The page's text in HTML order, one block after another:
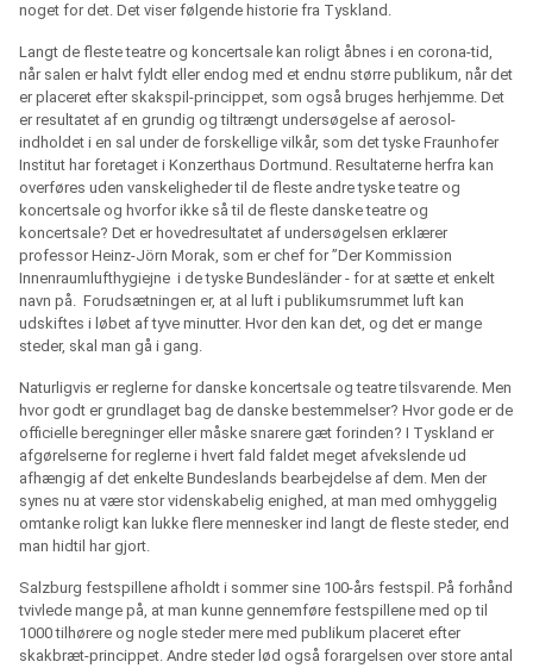
noget for det. Det viser følgende historie fra Tyskland.
Langt de fleste teatre og koncertsale kan roligt åbnes i en corona-tid,
når salen er halvt fyldt eller endog med et endnu større publikum, når det
er placeret efter skakspil-princippet, som også bruges herhjemme. Det
er resultatet af en grundig og tiltrængt undersøgelse af aerosol-
indholdet i en sal under de forskellige vilkår, som det tyske Fraunhofer
Institut har foretaget i Konzerthaus Dortmund. Resultaterne herfra kan
overføres uden vanskeligheder til de fleste andre tyske teatre og
koncertsale og hvorfor ikke så til de fleste danske teatre og
koncertsale? Det er hovedresultatet af undersøgelsen erklærer
professor Heinz-Jörn Morak, som er chef for ”Der Kommission
Innenraumlufthygiejne i de tyske Bundesländer - for at sætte et enkelt
navn på. Forudsætningen er, at al luft i publikumsrummet luft kan
udskiftes i løbet af tyve minutter. Hvor den kan det, og det er mange
steder, skal man gå i gang.
Naturligvis er reglerne for danske koncertsale og teatre tilsvarende. Men
hvor godt er grundlaget bag de danske bestemmelser? Hvor gode er de
officielle beregninger eller måske snarere gæt forinden? I Tyskland er
afgørelserne for reglerne i hvert fald faldet meget afvekslende ud
afhængig af det enkelte Bundeslands bearbejdelse af dem. Men der
synes nu at være stor videnskabelig enighed, at man med omhyggelig
omtanke roligt kan lukke flere mennesker ind langt de fleste steder, end
man hidtil har gjort.
Salzburg festspillene afholdt i sommer sine 100-års festspil. På forhånd
tvivlede mange på, at man kunne gennemføre festspillene med op til
1000 tilhørere og nogle steder mere med publikum placeret efter
skakbræt-princippet. Andre steder lød også forargelsen over store antal